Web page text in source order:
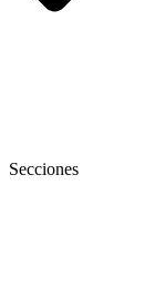
Secciones